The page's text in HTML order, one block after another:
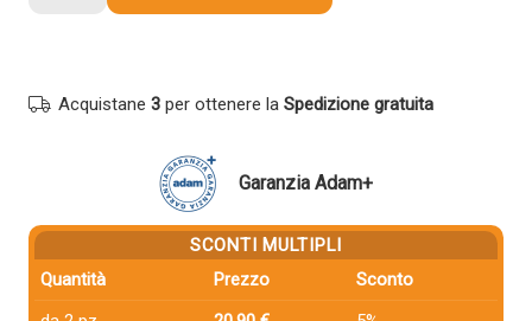
EXV32
Acquistane 3 per ottenere la Spedizione gratuita
Garanzia Adam+
SCONTI MULTIPLI
Quantità
Prezzo
Sconto